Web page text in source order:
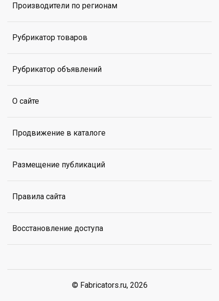
Производители по регионам
Рубрикатор товаров
Рубрикатор объявлений
О сайте
Продвижение в каталоге
Размещение публикаций
Правила сайта
Восстановление доступа
© Fabricators.ru, 2026